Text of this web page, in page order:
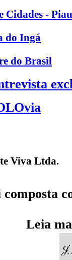
Cidades -
do Ingá
do Brasil
Viva Ltda.
Leia